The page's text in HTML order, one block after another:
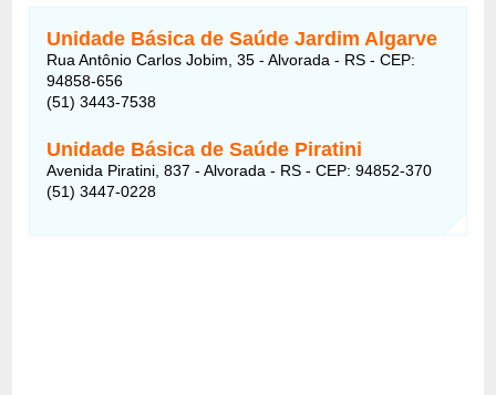
Unidade Básica de Saúde Jardim Algarve
Rua Antônio Carlos Jobim, 35 - Alvorada - RS - CEP:
94858-656
(51) 3443-7538
Unidade Básica de Saúde Piratini
Avenida Piratini, 837 - Alvorada - RS - CEP: 94852-370
(51) 3447-0228